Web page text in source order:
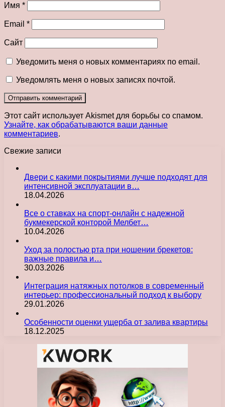
Имя *
Email *
Сайт
Уведомить меня о новых комментариях по email.
Уведомлять меня о новых записях почтой.
Этот сайт использует Akismet для борьбы со спамом.
Узнайте, как обрабатываются ваши данные
комментариев.
Свежие записи
Двери с какими покрытиями лучше подходят для
интенсивной эксплуатации в…
18.04.2026
Все о ставках на спорт-онлайн с надежной
букмекерской конторой Мелбет…
10.04.2026
Уход за полостью рта при ношении брекетов:
важные правила и…
30.03.2026
Интеграция натяжных потолков в современный
интерьер: профессиональный подход к выбору
29.01.2026
Особенности оценки ущерба от залива квартиры
18.12.2025